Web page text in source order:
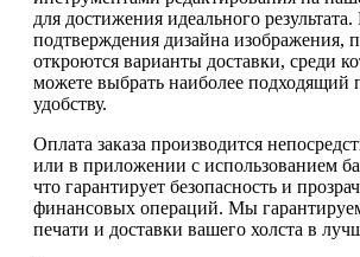
для достижения идеального
подтверждения дизайна изображения,
откроются варианты доставки, среди
можете выбрать наиболее подходящий
удобству.
Оплата заказа производится
или в приложении с использованием
что гарантирует безопасность и
финансовых операций. Мы
печати и доставки вашего холста в